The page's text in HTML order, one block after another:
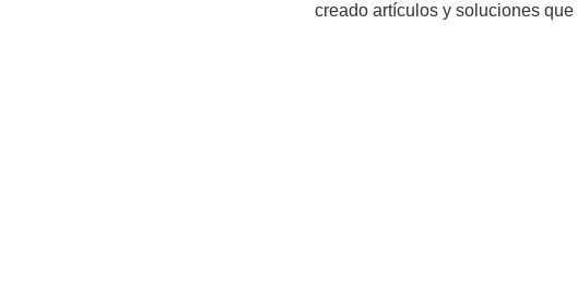
creado artículos y soluciones